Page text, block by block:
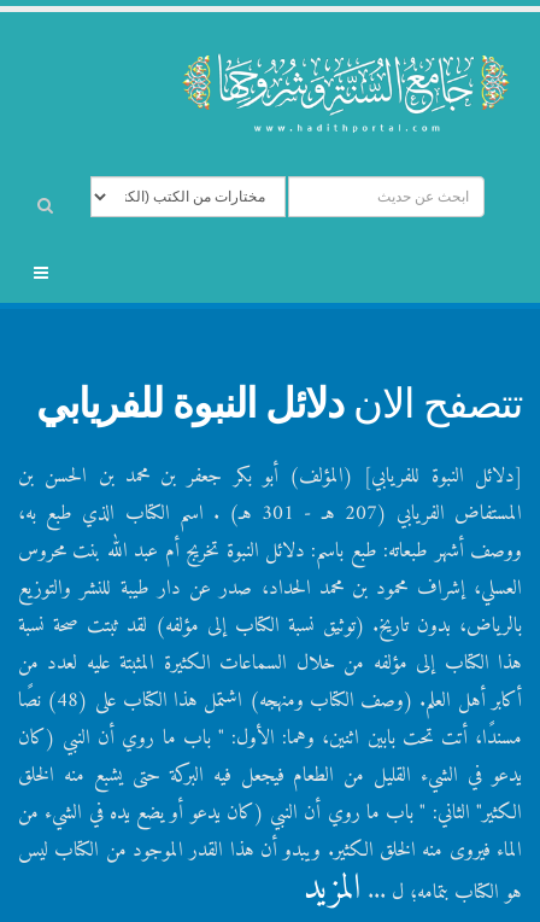
تتصفح الاندلائل النبوة للفريابي
[دلائل النبوة للفريابي] (المؤلف) أبو بكر جعفر بن محمد بن الحسن بن
المستفاض الفريابي (207 هـ - 301 هـ) . اسم الكتاب الذي طبع به،
ووصف أشهر طبعاته: طبع باسم: دلائل النبوة تخريج أم عبد الله بنت محروس
العسلي، إشراف محمود بن محمد الحداد، صدر عن دار طيبة للنشر والتوزيع
بالرياض، بدون تاريخ. (توثيق نسبة الكتاب إلى مؤلفه) لقد ثبتت صحة نسبة
هذا الكتاب إلى مؤلفه من خلال السماعات الكثيرة المثبتة عليه لعدد من
أكابر أهل العلم. (وصف الكتاب ومنهجه) اشتمل هذا الكتاب على (48) نصًا
مسندًا، أتت تحت بابين اثنين، وهما: الأول: " باب ما روي أن النبي (كان
يدعو في الشيء القليل من الطعام فيجعل فيه البركة حتى يشبع منه الخلق
الكثير" الثاني: " باب ما روي أن النبي (كان يدعو أو يضع يده في الشيء من
الماء فيروى منه الخلق الكثير. ويبدو أن هذا القدر الموجود من الكتاب ليس
هو الكتاب بتمامه؛ ل ... المزيد